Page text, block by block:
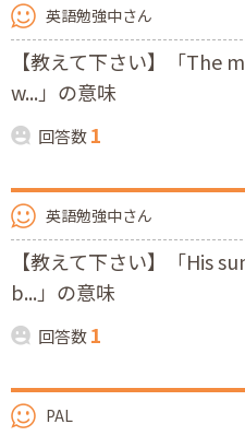
英語勉強中さん
【教えて下さい】「The
w...」の意味
回答数1
英語勉強中さん
【教えて下さい】「His
b...」の意味
回答数1
PAL